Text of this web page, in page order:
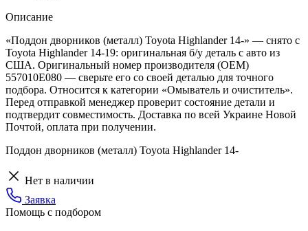
Описание
«Поддон дворников (металл) Toyota Highlander 14-» — снято с
Toyota Highlander 14-19: оригинальная б/у деталь с авто из
США. Оригинальный номер производителя (OEM)
557010E080 — сверьте его со своей деталью для точного
подбора. Относится к категории «Омыватель и очиститель».
Перед отправкой менеджер проверит состояние детали и
подтвердит совместимость. Доставка по всей Украине Новой
Почтой, оплата при получении.
Поддон дворников (металл) Toyota Highlander 14-
Нет в наличии
Заявка
Помощь с подбором